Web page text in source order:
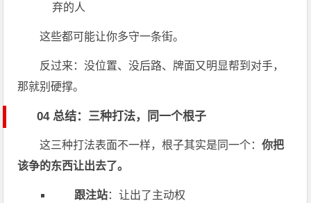
弃的人
这些都可能让你多守一条街。
反过来：没位置、没后路、牌面又明显帮到对手，
那就别硬撑。
04 总结：三种打法，同一个根子
这三种打法表面不一样，根子其实是同一个：你把
该争的东西让出去了。
跟注站：让出了主动权